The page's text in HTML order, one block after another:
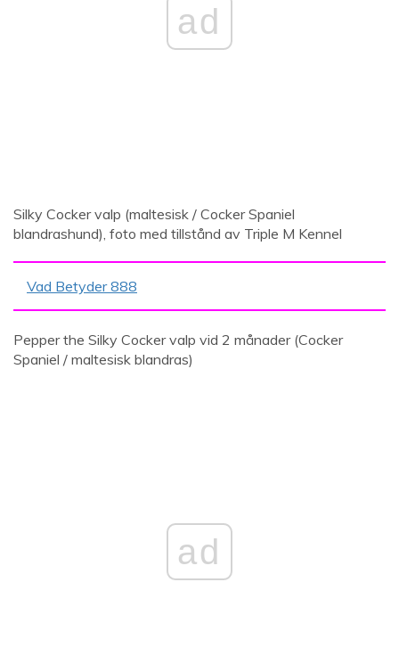
ad
Silky Cocker valp (maltesisk / Cocker Spaniel
blandrashund), foto med tillstånd av Triple M Kennel
Vad Betyder 888
Pepper the Silky Cocker valp vid 2 månader (Cocker
Spaniel / maltesisk blandras)
ad